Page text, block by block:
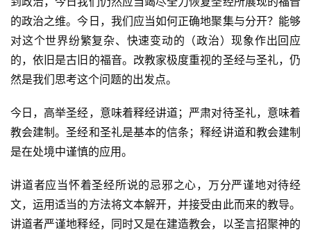
的政治之维。今日，我们应当如何正确地聚集与分开？能够
对这个世界纷繁复杂、快速变动的（政治）现象作出回应
的，依旧是古旧的福音。改教家极度重视的圣经与圣礼，仍
然是我们思考这个问题的出发点。
今日，高举圣经，意味着释经讲道；严肃对待圣礼，意味着
教会建制。圣经和圣礼是基本的信条；释经讲道和教会建制
是在处境中谨慎的应用。
讲道者应当怀着圣经所说的忌邪之心，万分严谨地对待经
文，运用适当的方法将文本解开，并接受由此而来的教导。
讲道者严谨地释经，同时又是在建造教会，以圣言招聚神的